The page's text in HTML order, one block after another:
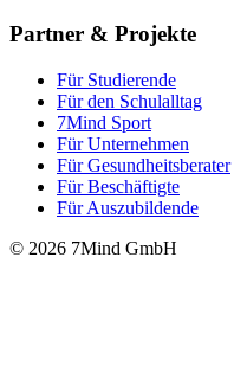
Partner & Projekte
Für Stu­die­rende
Für den Schulalltag
7Mind Sport
Für Unter­neh­men
Für Gesund­heits­be­ra­ter
Für Beschäftigte
Für Auszubildende
© 2026 7Mind GmbH